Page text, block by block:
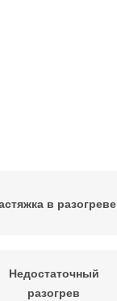
в разогреве
Недостаточный
разогрев